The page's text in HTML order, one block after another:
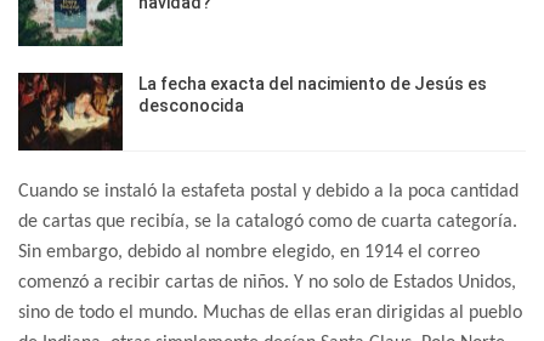
La fecha exacta del nacimiento de Jesús es
desconocida
Cuando se instaló la estafeta postal y debido a la poca cantidad
de cartas que recibía, se la catalogó como de cuarta categoría.
Sin embargo, debido al nombre elegido, en 1914 el correo
comenzó a recibir cartas de niños. Y no solo de Estados Unidos,
sino de todo el mundo. Muchas de ellas eran dirigidas al pueblo